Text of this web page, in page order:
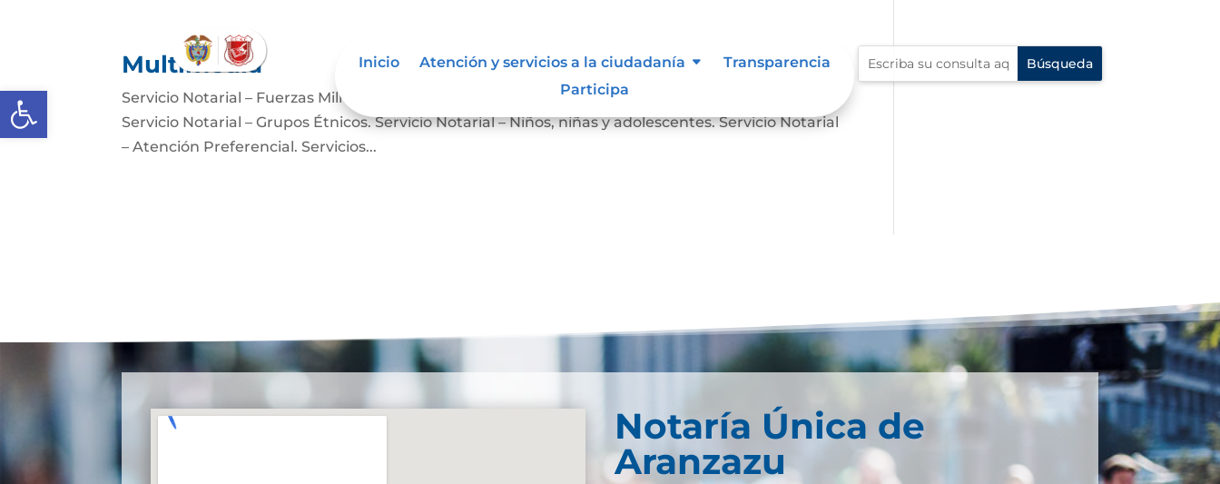
Abrir barra de herramientas
Inicio Atención y servicios a la ciudadanía
Transparencia
Participa
Multimedia
Servicio Notarial – Fuerzas Militares. Servicio Notarial – Personas en Situación de Discapacidad.
Servicio Notarial – Grupos Étnicos. Servicio Notarial – Niños, niñas y adolescentes. Servicio Notarial
– Atención Preferencial. Servicios...
Notaría Única de
Aranzazu